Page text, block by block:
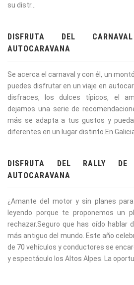
su distr...
DISFRUTA DEL
AUTOCARAVANA
Se acerca el carnaval y con él, un
puedes disfrutar en un viaje en
disfraces, los dulces típicos, el
dejamos una serie de
más se adapta a tus gustos y
diferentes en un lugar distinto.En
DISFRUTA DEL RALLY DE
AUTOCARAVANA
¿Amante del motor y sin planes
leyendo porque te proponemos un
rechazar.Seguro que has oído hablar
más antiguo del mundo. Este año
de 70 vehículos y conductores se
y espectáculo los Altos Alpes. La